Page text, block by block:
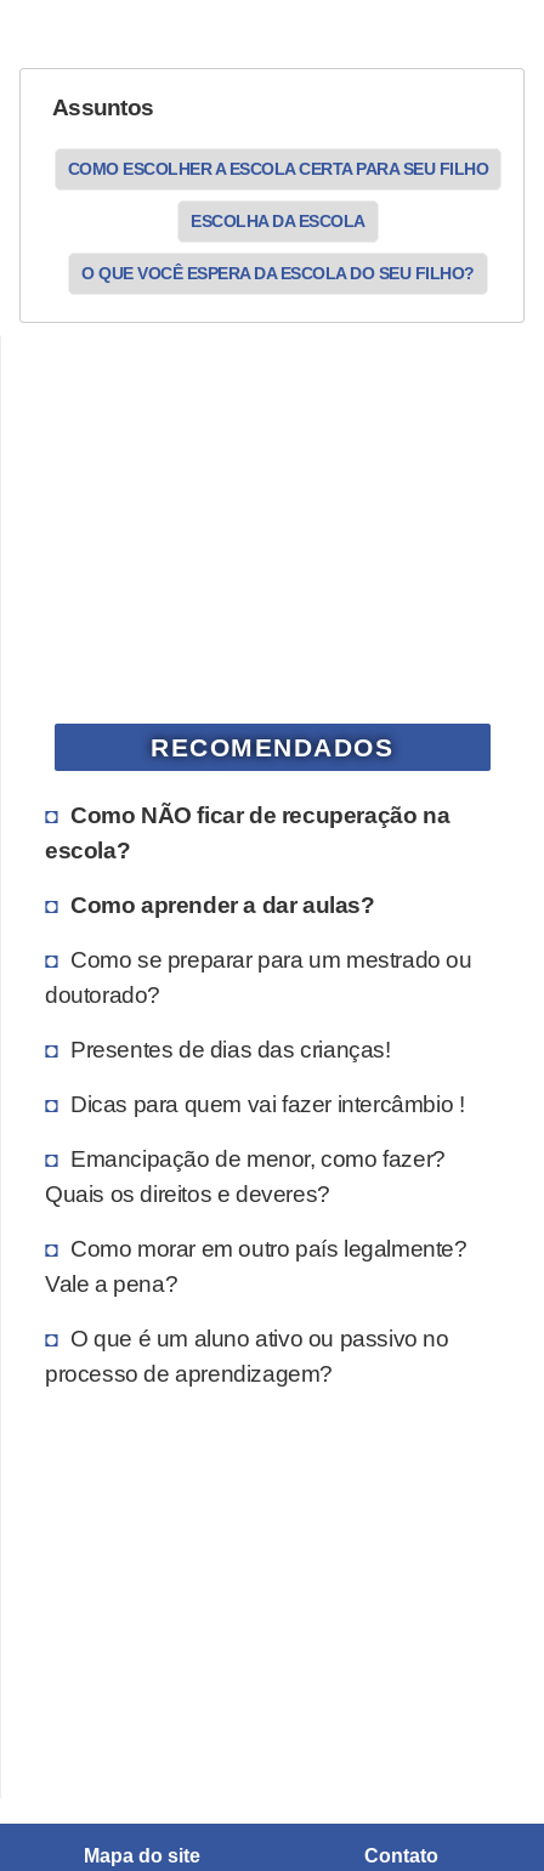
Assuntos
COMO ESCOLHER A ESCOLA CERTA PARA SEU FILHO
ESCOLHA DA ESCOLA
O QUE VOCÊ ESPERA DA ESCOLA DO SEU FILHO?
RECOMENDADOS
Como NÃO ficar de recuperação na
escola?
Como aprender a dar aulas?
Como se preparar para um mestrado ou
doutorado?
Presentes de dias das crianças!
Dicas para quem vai fazer intercâmbio !
Emancipação de menor, como fazer?
Quais os direitos e deveres?
Como morar em outro país legalmente?
Vale a pena?
O que é um aluno ativo ou passivo no
processo de aprendizagem?
Mapa do site Contato